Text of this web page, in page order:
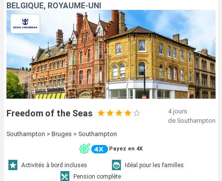
BELGIQUE, ROYAUME-UNI
Freedom of the Seas
4 jours
de Southampton
Southampton > Bruges > Southampton
Payez en 4X
Activités à bord incluses
Idéal pour les familles
Pension complète